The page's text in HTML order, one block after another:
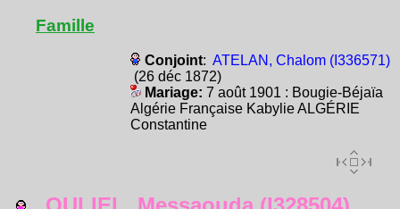
Famille
Conjoint: ATELAN, Chalom (I336571)
(26 déc 1872)
Mariage: 7 août 1901 : Bougie-Béjaïa
Algérie Française Kabylie ALGÉRIE
Constantine